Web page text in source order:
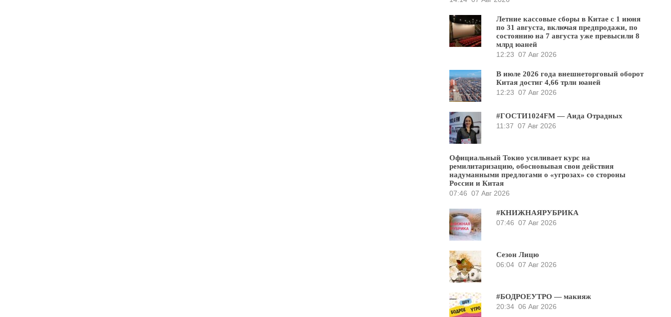
Летние кассовые сборы в Китае с 1 июня
по 31 августа, включая предпродажи, по
состоянию на 7 августа уже превысили 8
млрд юаней
12:23 07 Авг 2026
В июле 2026 года внешнеторговый оборот
Китая достиг 4,66 трлн юаней
12:23 07 Авг 2026
#ГОСТИ1024FM — Аида Отрадных
11:37 07 Авг 2026
Официальный Токио усиливает курс на
ремилитаризацию, обосновывая свои действия
надуманными предлогами о «угрозах» со стороны
России и Китая
07:46 07 Авг 2026
#КНИЖНАЯРУБРИКА
07:46 07 Авг 2026
Сезон Лицю
06:04 07 Авг 2026
#БОДРОЕУТРО — макияж
20:34 06 Авг 2026